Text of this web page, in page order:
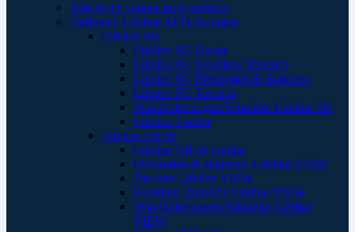
Alle AED Trainer im Überblick
Defibtech Lifeline AED Produkte
Lifeline SG
Lifeline SG Geräte
Lifeline SG Sonstiges Zubehör
Lifeline SG Elektroden & Batterien
Lifeline SG Taschen
Wandhalterungen/Schränke Lifeline SG
Lifeline Trainer
Lifeline VIEW
Lifeline VIEW Geräte
Elektroden & Batterien Lifeline VIEW
Taschen Lifeline VIEW
Sonstiges Zubehör Lifeline VIEW
Wandhalterungen/Schränke Lifeline
VIEW